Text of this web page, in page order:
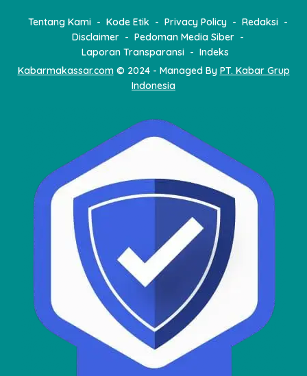
Tentang Kami Kode Etik Privacy Policy
Redaksi
Disclaimer
Pedoman Media Siber
Laporan Transparansi
Indeks
Kabarmakassar.com© 2024 - Managed By PT. Kabar Grup
Indonesia